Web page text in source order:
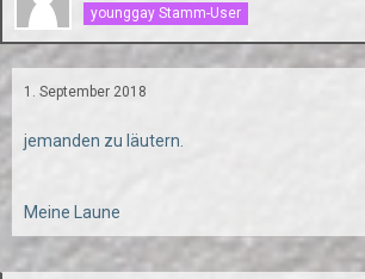
younggay Stamm-User
1. September 2018
jemanden zu läutern.
Meine Laune